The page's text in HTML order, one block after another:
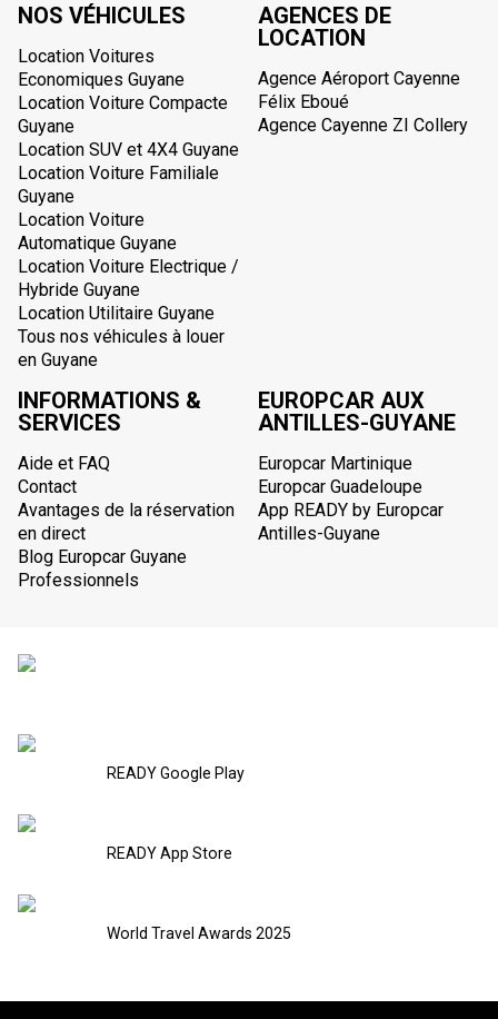
NOS VÉHICULES
Location Voitures
Economiques Guyane
Location Voiture Compacte
Guyane
Location SUV et 4X4 Guyane
Location Voiture Familiale
Guyane
Location Voiture
Automatique Guyane
Location Voiture Electrique /
Hybride Guyane
Location Utilitaire Guyane
Tous nos véhicules à louer
en Guyane
AGENCES DE
LOCATION
Agence Aéroport Cayenne
Félix Eboué
Agence Cayenne ZI Collery
INFORMATIONS &
SERVICES
Aide et FAQ
Contact
Avantages de la réservation
en direct
Blog Europcar Guyane
Professionnels
EUROPCAR AUX
ANTILLES-GUYANE
Europcar Martinique
Europcar Guadeloupe
App READY by Europcar
Antilles-Guyane
READY Google Play
READY App Store
World Travel Awards 2025